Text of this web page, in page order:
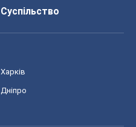
Суспільство
Харків
Дніпро